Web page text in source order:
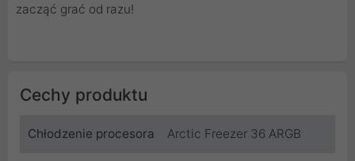
zacząć grać od razu!
Cechy produktu
Chłodzenie procesora Arctic Freezer 36 ARGB